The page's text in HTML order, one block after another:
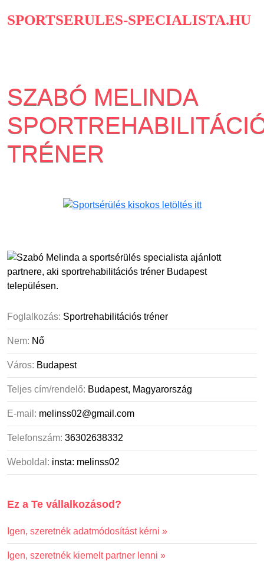
SPORTSERULES-SPECIALISTA.HU
SZABÓ MELINDA
TRÉNER
Foglalkozás: Sportrehabilitációs tréner
Nem: Nő
Város: Budapest
Teljes cím/rendelő: Budapest, Magyarország
E-mail: melinss02@gmail.com
Telefonszám: 36302638332
Weboldal: insta: melinss02
Ez a Te vállalkozásod?
Igen, szeretnék adatmódosítást kérni »
Igen, szeretnék kiemelt partner lenni »